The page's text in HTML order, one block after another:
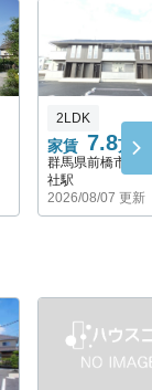
家賃 7.8万円
2LDK
群馬県前橋市／
社駅
2026/08/07 更新